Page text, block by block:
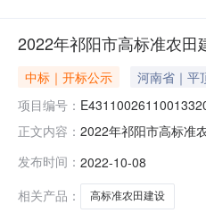
2022年祁阳市高标准农
中标｜开标公示
河南省｜平
项目编号：
正文内容： 2022年祁阳市高标准
雅赢建设有限公司;项
发布时间： 2022-10-08
相关产品：
高标准农田建设